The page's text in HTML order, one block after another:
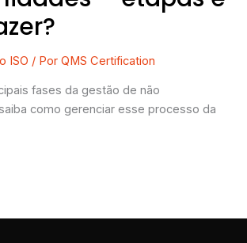
ISO / PorQMS Certification
fases da gestão de não
como gerenciar esse processo da